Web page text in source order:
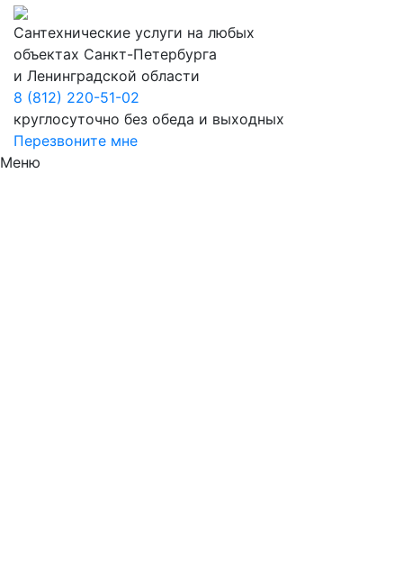
Сантехнические услуги на любых
объектах Санкт-Петербурга
и Ленинградской области
8 (812) 220-51-02
круглосуточно без обеда и выходных
Перезвоните мне
Меню